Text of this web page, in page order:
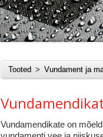
Tooted > Vundament ja
Vundamendikate on